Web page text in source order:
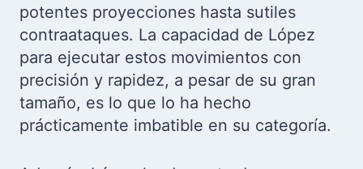
potentes proyecciones hasta sutiles
contraataques. La capacidad de López
para ejecutar estos movimientos con
precisión y rapidez, a pesar de su gran
tamaño, es lo que lo ha hecho
prácticamente imbatible en su categoría.